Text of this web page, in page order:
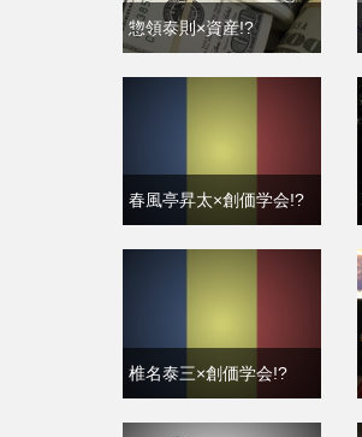
惣領泰則×資産!?
春風亭昇太×創価学会!?
椎名泰三×創価学会!?